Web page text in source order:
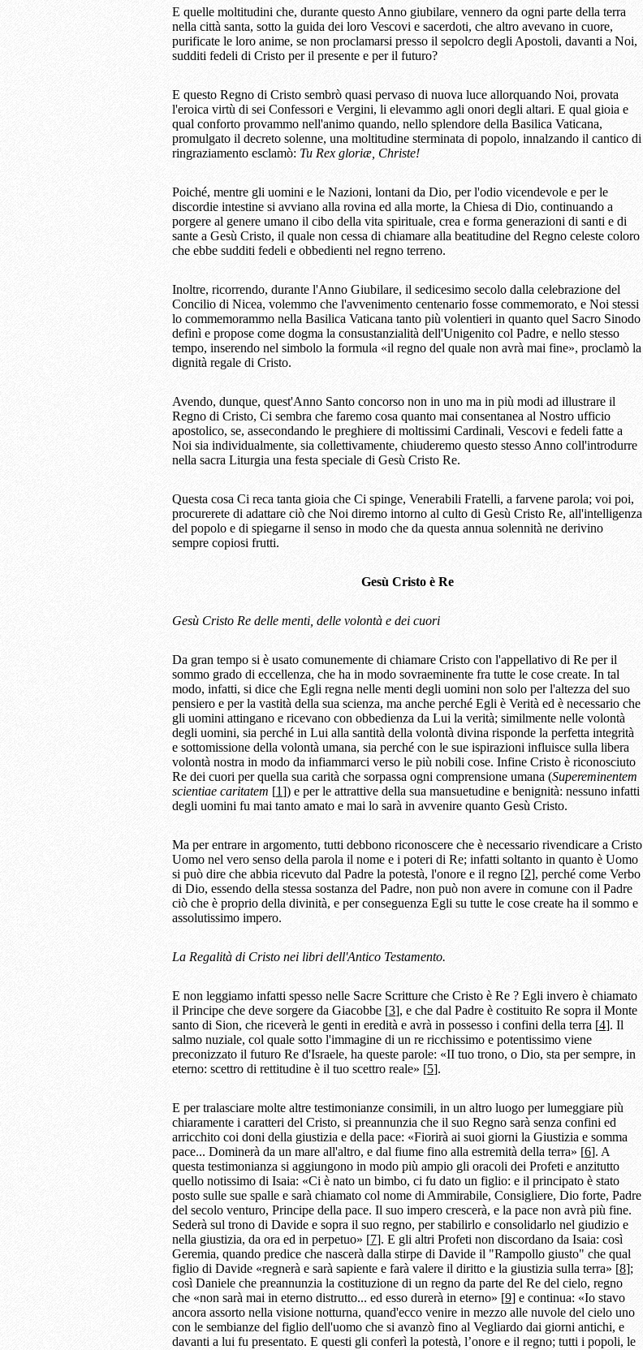
E quelle moltitudini che, durante questo Anno giubilare, vennero da ogni parte della terra
nella città santa, sotto la guida dei loro Vescovi e sacerdoti, che altro avevano in cuore,
purificate le loro anime, se non proclamarsi presso il sepolcro degli Apostoli, davanti a Noi,
sudditi fedeli di Cristo per il presente e per il futuro?
E questo Regno di Cristo sembrò quasi pervaso di nuova luce allorquando Noi, provata
l'eroica virtù di sei Confessori e Vergini, li elevammo agli onori degli altari. E qual gioia e
qual conforto provammo nell'animo quando, nello splendore della Basilica Vaticana,
promulgato il decreto solenne, una moltitudine sterminata di popolo, innalzando il cantico di
ringraziamento esclamò: Tu Rex gloriæ, Christe!
Poiché, mentre gli uomini e le Nazioni, lontani da Dio, per l'odio vicendevole e per le
discordie intestine si avviano alla rovina ed alla morte, la Chiesa di Dio, continuando a
porgere al genere umano il cibo della vita spirituale, crea e forma generazioni di santi e di
sante a Gesù Cristo, il quale non cessa di chiamare alla beatitudine del Regno celeste coloro
che ebbe sudditi fedeli e obbedienti nel regno terreno.
Inoltre, ricorrendo, durante l'Anno Giubilare, il sedicesimo secolo dalla celebrazione del
Concilio di Nicea, volemmo che l'avvenimento centenario fosse commemorato, e Noi stessi
lo commemorammo nella Basilica Vaticana tanto più volentieri in quanto quel Sacro Sinodo
definì e propose come dogma la consustanzialità dell'Unigenito col Padre, e nello stesso
tempo, inserendo nel simbolo la formula «il regno del quale non avrà mai fine», proclamò la
dignità regale di Cristo.
Avendo, dunque, quest'Anno Santo concorso non in uno ma in più modi ad illustrare il
Regno di Cristo, Ci sembra che faremo cosa quanto mai consentanea al Nostro ufficio
apostolico, se, assecondando le preghiere di moltissimi Cardinali, Vescovi e fedeli fatte a
Noi sia individualmente, sia collettivamente, chiuderemo questo stesso Anno coll'introdurre
nella sacra Liturgia una festa speciale di Gesù Cristo Re.
Questa cosa Ci reca tanta gioia che Ci spinge, Venerabili Fratelli, a farvene parola; voi poi,
procurerete di adattare ciò che Noi diremo intorno al culto di Gesù Cristo Re, all'intelligenza
del popolo e di spiegarne il senso in modo che da questa annua solennità ne derivino
sempre copiosi frutti.
Gesù Cristo è Re
Gesù Cristo Re delle menti, delle volontà e dei cuori
Da gran tempo si è usato comunemente di chiamare Cristo con l'appellativo di Re per il
sommo grado di eccellenza, che ha in modo sovraeminente fra tutte le cose create. In tal
modo, infatti, si dice che Egli regna nelle menti degli uomini non solo per l'altezza del suo
pensiero e per la vastità della sua scienza, ma anche perché Egli è Verità ed è necessario che
gli uomini attingano e ricevano con obbedienza da Lui la verità; similmente nelle volontà
degli uomini, sia perché in Lui alla santità della volontà divina risponde la perfetta integrità
e sottomissione della volontà umana, sia perché con le sue ispirazioni influisce sulla libera
volontà nostra in modo da infiammarci verso le più nobili cose. Infine Cristo è riconosciuto
Re dei cuori per quella sua carità che sorpassa ogni comprensione umana (Supereminentem
scientiae caritatem [1]) e per le attrattive della sua mansuetudine e benignità: nessuno infatti
degli uomini fu mai tanto amato e mai lo sarà in avvenire quanto Gesù Cristo.
Ma per entrare in argomento, tutti debbono riconoscere che è necessario rivendicare a Cristo
Uomo nel vero senso della parola il nome e i poteri di Re; infatti soltanto in quanto è Uomo
si può dire che abbia ricevuto dal Padre la potestà, l'onore e il regno [2], perché come Verbo
di Dio, essendo della stessa sostanza del Padre, non può non avere in comune con il Padre
ciò che è proprio della divinità, e per conseguenza Egli su tutte le cose create ha il sommo e
assolutissimo impero.
La Regalità di Cristo nei libri dell'Antico Testamento.
E non leggiamo infatti spesso nelle Sacre Scritture che Cristo è Re ? Egli invero è chiamato
il Principe che deve sorgere da Giacobbe [3], e che dal Padre è costituito Re sopra il Monte
santo di Sion, che riceverà le genti in eredità e avrà in possesso i confini della terra [4]. Il
salmo nuziale, col quale sotto l'immagine di un re ricchissimo e potentissimo viene
preconizzato il futuro Re d'Israele, ha queste parole: «II tuo trono, o Dio, sta per sempre, in
eterno: scettro di rettitudine è il tuo scettro reale» [5].
E per tralasciare molte altre testimonianze consimili, in un altro luogo per lumeggiare più
chiaramente i caratteri del Cristo, si preannunzia che il suo Regno sarà senza confini ed
arricchito coi doni della giustizia e della pace: «Fiorirà ai suoi giorni la Giustizia e somma
pace... Dominerà da un mare all'altro, e dal fiume fino alla estremità della terra» [6]. A
questa testimonianza si aggiungono in modo più ampio gli oracoli dei Profeti e anzitutto
quello notissimo di Isaia: «Ci è nato un bimbo, ci fu dato un figlio: e il principato è stato
posto sulle sue spalle e sarà chiamato col nome di Ammirabile, Consigliere, Dio forte, Padre
del secolo venturo, Principe della pace. Il suo impero crescerà, e la pace non avrà più fine.
Sederà sul trono di Davide e sopra il suo regno, per stabilirlo e consolidarlo nel giudizio e
nella giustizia, da ora ed in perpetuo» [7]. E gli altri Profeti non discordano da Isaia: così
Geremia, quando predice che nascerà dalla stirpe di Davide il "Rampollo giusto" che qual
figlio di Davide «regnerà e sarà sapiente e farà valere il diritto e la giustizia sulla terra» [8];
così Daniele che preannunzia la costituzione di un regno da parte del Re del cielo, regno
che «non sarà mai in eterno distrutto... ed esso durerà in eterno» [9] e continua: «Io stavo
ancora assorto nella visione notturna, quand'ecco venire in mezzo alle nuvole del cielo uno
con le sembianze del figlio dell'uomo che si avanzò fino al Vegliardo dai giorni antichi, e
davanti a lui fu presentato. E questi gli conferì la potestà, l’onore e il regno; tutti i popoli, le